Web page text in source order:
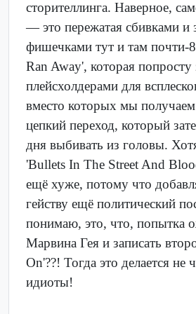
сторителлинга. Наверное,
— это пережатая сбивками и
фишечками тут и там почти-
Ran Away', которая попросту
плейсхолдерами для
вместо которых мы
цепкий переход, который
дня выбивать из головы.
'Bullets In The Street And
ещё хуже, потому что
гейству ещё политический
понимаю, это, что, попытка
Марвина Гея и записать
On'??! Тогда это делается не
идиоты!